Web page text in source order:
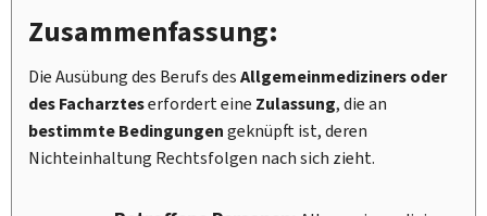
Zusammenfassung:
Die Ausübung des Berufs desAllgemeinmediziners oder
des Facharzteserfordert eine Zulassung, die an
bestimmte Bedingungengeknüpft ist, deren
Nichteinhaltung Rechtsfolgen nach sich zieht.